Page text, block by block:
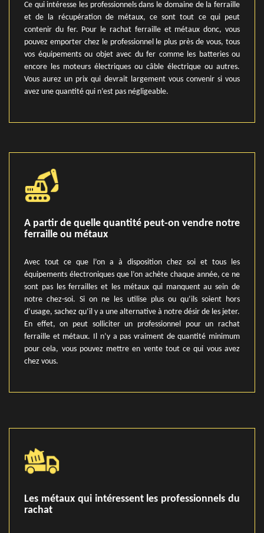
Ce qui intéresse les professionnels dans le domaine de la ferraille
et de la récupération de métaux, ce sont tout ce qui peut
contenir du fer. Pour le rachat ferraille et métaux donc, vous
pouvez emporter chez le professionnel le plus près de vous, tous
vos équipements ou objet avec du fer comme les batteries ou
encore les moteurs électriques ou câble électrique ou autres.
Vous aurez un prix qui devrait largement vous convenir si vous
avez une quantité qui n’est pas négligeable.
A partir de quelle quantité peut-on vendre notre
ferraille ou métaux
Avec tout ce que l’on a à disposition chez soi et tous les
équipements électroniques que l’on achète chaque année, ce ne
sont pas les ferrailles et les métaux qui manquent au sein de
notre chez-soi. Si on ne les utilise plus ou qu’ils soient hors
d’usage, sachez qu’il y a une alternative à notre désir de les jeter.
En effet, on peut solliciter un professionnel pour un rachat
ferraille et métaux. Il n’y a pas vraiment de quantité minimum
pour cela, vous pouvez mettre en vente tout ce qui vous avez
chez vous.
Les métaux qui intéressent les professionnels du
rachat